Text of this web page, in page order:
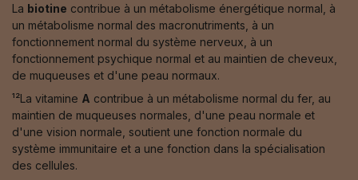
La biotine contribue à un métabolisme énergétique normal, à
un métabolisme normal des macronutriments, à un
fonctionnement normal du système nerveux, à un
fonctionnement psychique normal et au maintien de cheveux,
de muqueuses et d'une peau normaux.
¹²La vitamine A contribue à un métabolisme normal du fer, au
maintien de muqueuses normales, d'une peau normale et
d'une vision normale, soutient une fonction normale du
système immunitaire et a une fonction dans la spécialisation
des cellules.